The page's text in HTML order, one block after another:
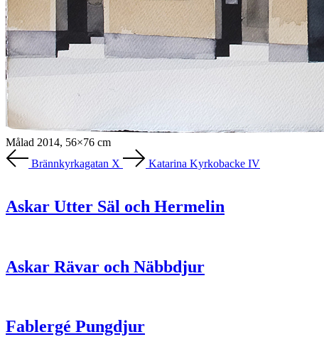
Målad 2014, 56×76 cm
Brännkyrkagatan X
Katarina Kyrkobacke IV
Askar Utter Säl och Hermelin
Askar Rävar och Näbbdjur
Fablergé Pungdjur